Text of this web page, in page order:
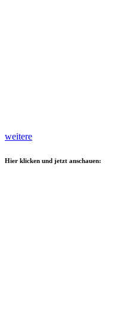
weitere
Hier klicken und jetzt anschauen: